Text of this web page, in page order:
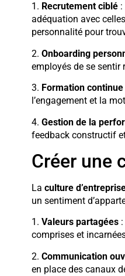
1. Recrutement ciblé:
adéquation avec
personnalité pour
2. Onboarding
employés de se sentir
3. Formation continue
l’engagement et la
4. Gestion de la
feedback constructif
Créer une
La culture
un sentiment
1. Valeurs partagées:
comprises et
2. Communication
en place des canaux